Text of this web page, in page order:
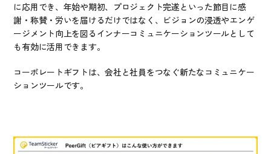
に応用でき、年始や期初、プロジェクト完遂といった節目に感
謝・称賛・労いを届けるだけではなく、ビジョンの浸透やエンゲ
ージメント向上を図るインナーコミュニケーションツールとして
も有効に活用できます。
コーポレートギフトは、会社と社員をつなぐ新たなコミュニケー
ションツールです。